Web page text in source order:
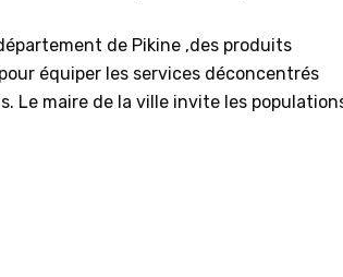
de Pikine ,des produits
équiper les services déconcentrés
Le maire de la ville invite les